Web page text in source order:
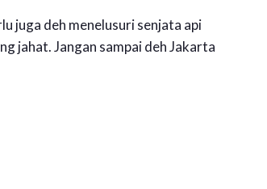
juga deh menelusuri senjata api
jahat. Jangan sampai deh Jakarta